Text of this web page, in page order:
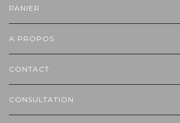
PANIER
A PROPOS
CONTACT
CONSULTATION